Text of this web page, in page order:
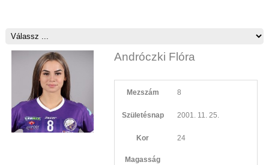
Andróczki Flóra
Mezszám 8
Születésnap 2001. 11. 25.
Kor 24
Magasság